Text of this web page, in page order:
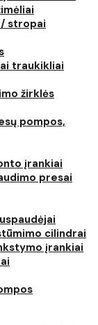
/ stropai
traukikliai
žirklės
pompos,
įrankiai
presai
cilindrai
įrankiai